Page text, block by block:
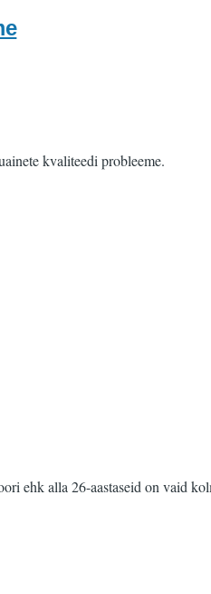
kvaliteedi probleeme.
ehk alla 26-aastaseid on vaid